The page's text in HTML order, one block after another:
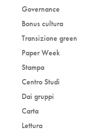
Governance
Bonus cultura
Transizione green
Paper Week
Stampa
Centro Studi
Dai gruppi
Carta
Lettura